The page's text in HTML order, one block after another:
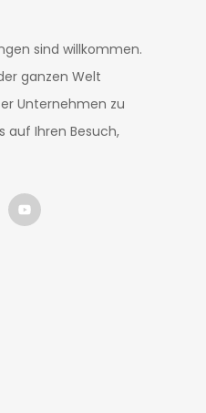
sind willkommen.
ganzen Welt
Unternehmen zu
auf Ihren Besuch,